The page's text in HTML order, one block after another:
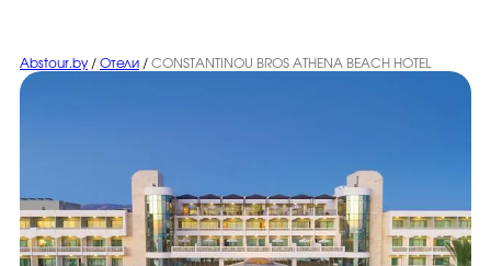
Abstour.by / Отели / CONSTANTINOU BROS ATHENA BEACH HOTEL